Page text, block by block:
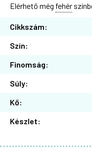
Elérhető még fehér
Cikkszám:
Szín:
Finomság:
Súly:
Kő:
Készlet: